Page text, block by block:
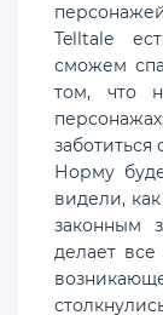
Telltale
сможем
том, что
заботиться
Норму
видели,
законным
делает